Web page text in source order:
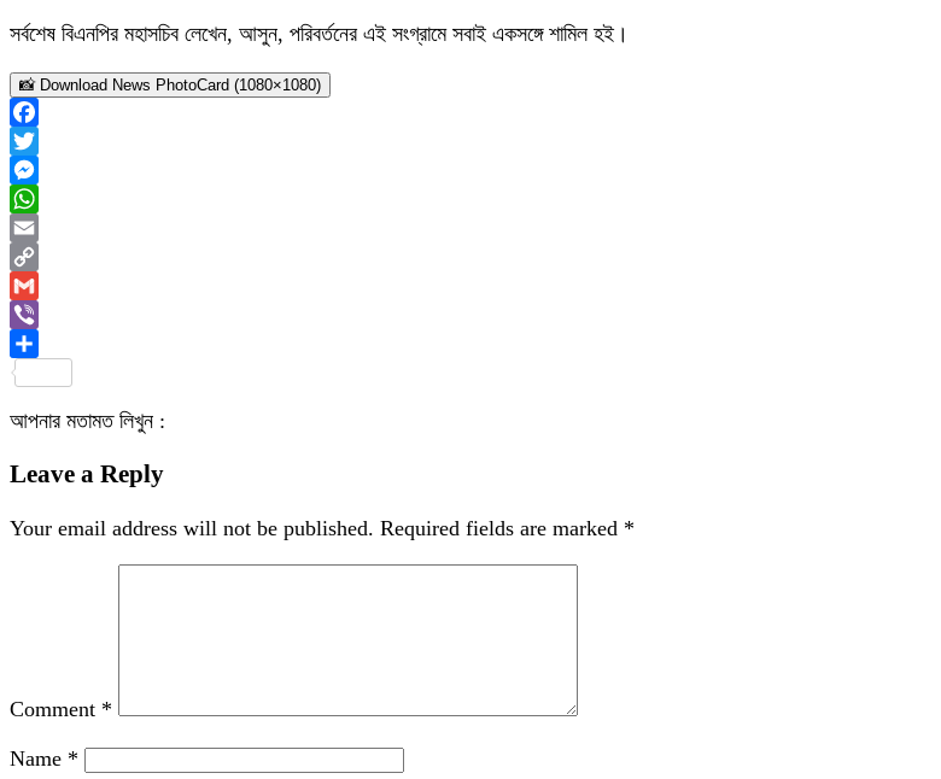
সর্বশেষ বিএনপির মহাসচিব লেখেন, আসুন, পরিবর্তনের এই সংগ্রামে সবাই একসঙ্গে শামিল হই।
📸 Download News PhotoCard (1080×1080)
Facebook
Twitter
Messenger
WhatsApp
Email
Copy
Link
Gmail
Viber
আপনার মতামত লিখুন :
Leave a Reply
Your email address will not be published. Required fields are marked *
Comment *
Name *